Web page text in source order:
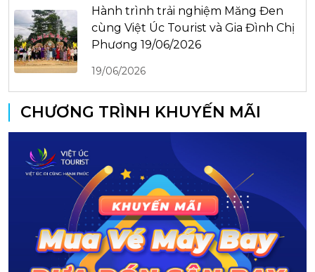
Hành trình trải nghiệm Măng Đen
cùng Việt Úc Tourist và Gia Đình Chị
Phương 19/06/2026
19/06/2026
CHƯƠNG TRÌNH KHUYẾN MÃI